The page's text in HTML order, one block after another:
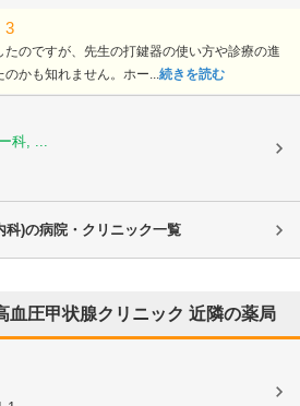
3
のですが、先生の打鍵器の使い方や診療の進
かも知れません。ホー...続きを読む
科, ...
科)の病院・クリニック一覧
血圧甲状腺クリニック 近隣の薬局